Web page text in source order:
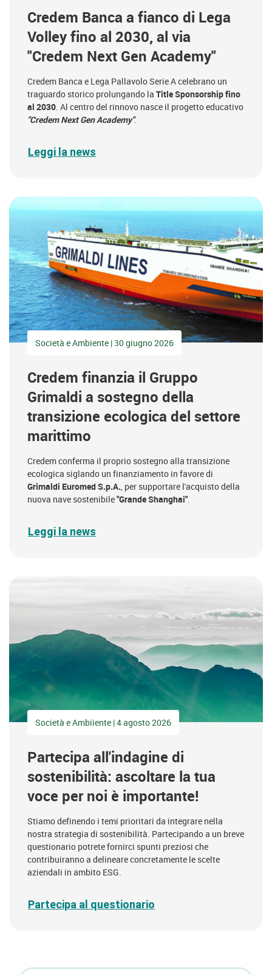
Credem Banca a fianco di Lega
Volley fino al 2030, al via
"Credem Next Gen Academy"
Credem Banca e Lega Pallavolo Serie A celebrano un
traguardo storico prolungando la Title Sponsorship fino
al 2030 . Al centro del rinnovo nasce il progetto educativo
"Credem Next Gen Academy".
Leggi la news
Società e Ambiente | 30 giugno 2026
Credem finanzia il Gruppo
Grimaldi a sostegno della
transizione ecologica del settore
marittimo
Credem conferma il proprio sostegno alla transizione
ecologica siglando un finanziamento in favore di
Grimaldi Euromed S.p.A. per supportare l'acquisto della
nuova nave sostenibile"Grande Shanghai".
Leggi la news
Società e Ambiiente | 4 agosto 2026
Partecipa all'indagine di
sostenibilità: ascoltare la tua
voce per noi è importante!
Stiamo definendo i temi prioritari da integrare nella
nostra strategia di sostenibilità. Partecipando a un breve
questionario potrete fornirci spunti preziosi che
contribuiranno a delineare concretamente le scelte
aziendali in ambito ESG.
Partecipa al questionario